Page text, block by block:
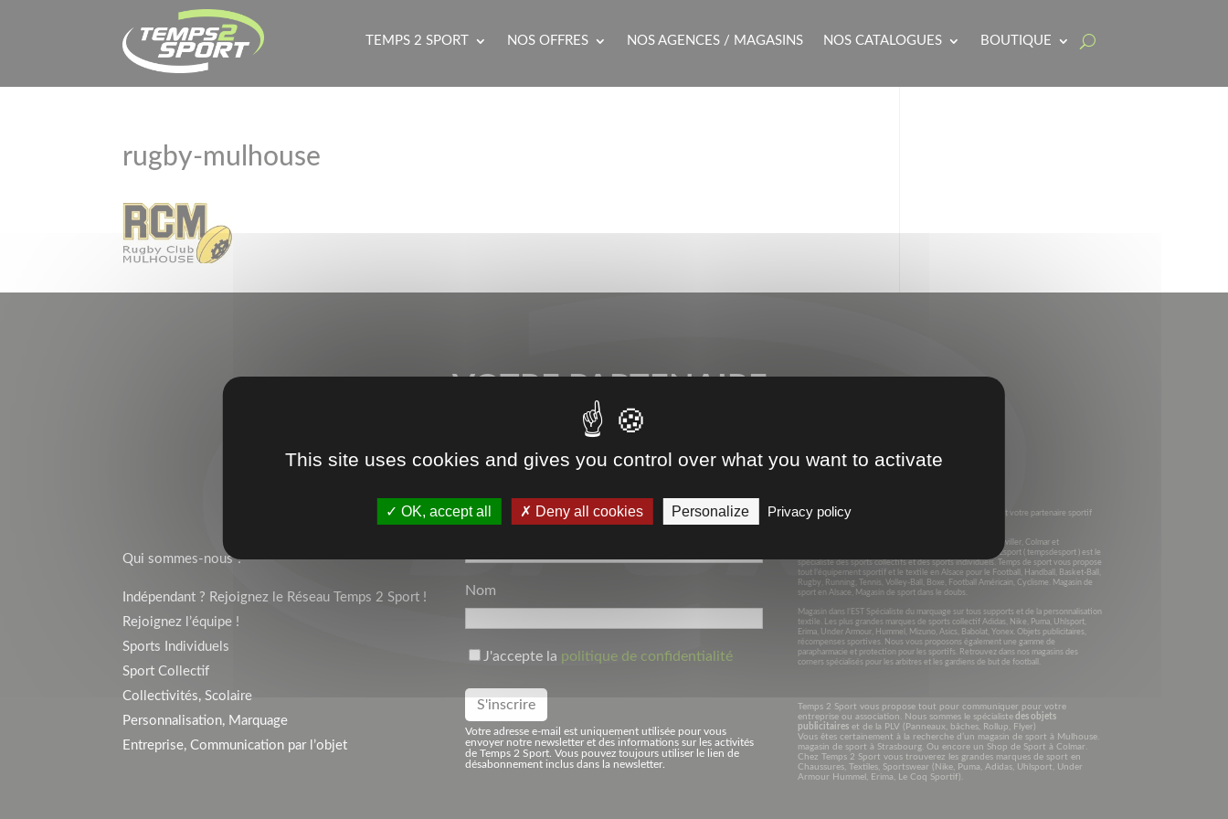
TEMPS 2 SPORT NOS OFFRES NOS AGENCES / MAGASINS NOS CATALOGUES BOUTIQUE
rugby-mulhouse
VOTRE PARTENAIRE
SPORT & ENTREPRISES
Qui sommes-nous ?
Indépendant ? Rejoignez le Réseau Temps 2 Sport !
Rejoignez l’équipe !
Sports Individuels
Sport Collectif
Collectivités, Scolaire
Personnalisation, Marquage
Entreprise, Communication par l’objet
Votre Adresse Mail*
Nom
J'accepte la politique de confidentialité
Votre adresse e-mail est uniquement utilisée pour vous
envoyer notre newsletter et des informations sur les activités
de Temps 2 Sport. Vous pouvez toujours utiliser le lien de
désabonnement inclus dans la newsletter.
Depuis 2003, Temps 2 sport (anciennement Equip’Sport) est votre partenaire sportif
Avec 4 Magasins dans le GRAND EST à Montbéliard, Richwiller, Colmar et
Niederhausbergen. En Alsace et dans le Grand Est Temps2sport ( tempsdesport ) est le
spécialiste des sports collectifs et des sports individuels. Temps de sport vous propose
tout l’équipement sportif et le textile en Alsace pour le Football, Handball, Basket-Ball,
Rugby, Running, Tennis, Volley-Ball, Boxe, Football Américain, Cyclisme. Magasin de
sport en Alsace, Magasin de sport dans le doubs.
Magasin dans l’EST Spécialiste du marquage sur tous supports et de la personnalisation
textile. Les plus grandes marques de sports collectif Adidas, Nike, Puma, Uhlsport,
Erima, Under Armour, Hummel, Mizuno, Asics, Babolat, Yonex. Objets publicitaires,
récompenses sportives. Nous vous proposons également une gamme de
parapharmacie et protection pour les sportifs. Retrouvez dans nos magasins des
corners spécialisés pour les arbitres et les gardiens de but de football.
Temps 2 Sport vous propose tout pour communiquer pour votre
entreprise ou association. Nous sommes le spécialistedes objets
publicitaireset de la PLV (Panneaux, bâches, Rollup, Flyer)
Vous êtes certainement à la recherche d’un magasin de sport à Mulhouse.
magasin de sport à Strasbourg. Ou encore un Shop de Sport à Colmar.
Chez Temps 2 Sport vous trouverez les grandes marques de sport en
Chaussures, Textiles, Sportswear (Nike, Puma, Adidas, Uhlsport, Under
Armour Hummel, Erima, Le Coq Sportif).
This site uses cookies and gives you control over what you want to activate
OK, accept all Deny all cookies Personalize Privacy policy